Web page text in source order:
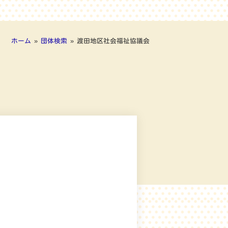
ホーム » 団体検索 » 渡田地区社会福祉協議会